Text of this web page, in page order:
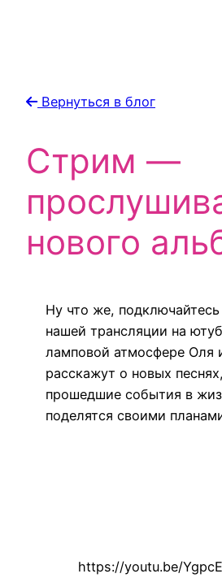
Вернуться в блог
Стрим —
нового
Ну что же,
нашей трансляции на
ламповой атмосфере Оля
расскажут о новых
прошедшие события в
поделятся своими
https://youtu.be/